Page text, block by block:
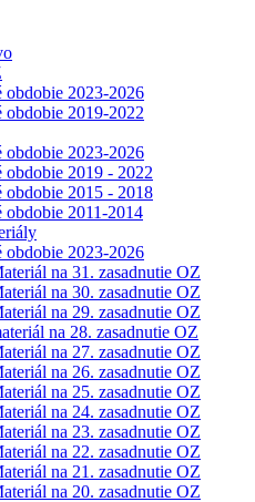
obdobie 2023-2026
obdobie 2019-2022
obdobie 2023-2026
obdobie 2019 - 2022
obdobie 2015 - 2018
obdobie 2011-2014
obdobie 2023-2026
na 31. zasadnutie OZ
na 30. zasadnutie OZ
na 29. zasadnutie OZ
na 28. zasadnutie OZ
na 27. zasadnutie OZ
na 26. zasadnutie OZ
na 25. zasadnutie OZ
na 24. zasadnutie OZ
na 23. zasadnutie OZ
na 22. zasadnutie OZ
na 21. zasadnutie OZ
na 20. zasadnutie OZ